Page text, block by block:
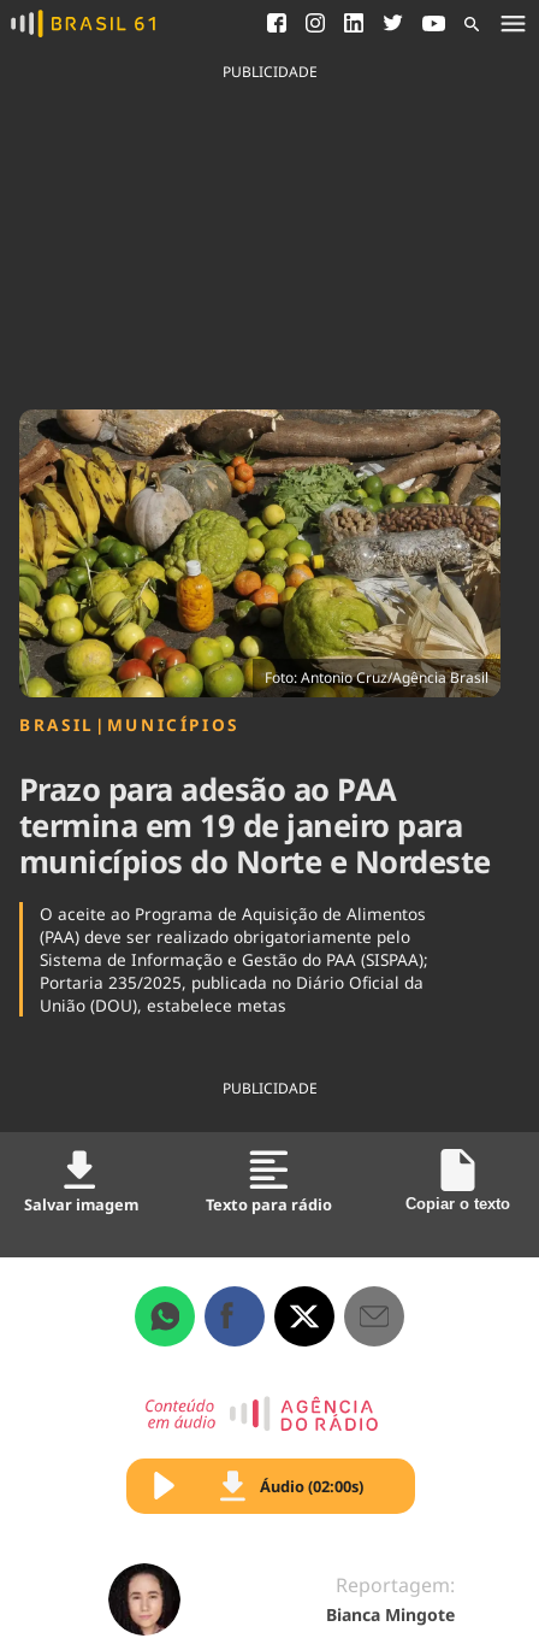
Ver todas as notícias
Saneamento
Indicadores
Agronegócios
Brasil
Brasil Mineral
Ciência &
Tecnologia
Cinema
Comportamento
Cultura
Economia
Educação
Infraestrutura
Internacional
Meio Ambiente
Podcast
Política
Saúde
Tempo
PUBLICIDADE
Foto: Antonio Cruz/Agência Brasil
BRASIL | MUNICÍPIOS
Prazo para adesão ao PAA
termina em 19 de janeiro para
municípios do Norte e Nordeste
O aceite ao Programa de Aquisição de Alimentos
(PAA) deve ser realizado obrigatoriamente pelo
Sistema de Informação e Gestão do PAA (SISPAA);
Portaria 235/2025, publicada no Diário Oficial da
União (DOU), estabelece metas
PUBLICIDADE
Salvar imagem Texto para rádio Copiar o texto
Áudio (02:00s)
Reportagem:
Bianca Mingote